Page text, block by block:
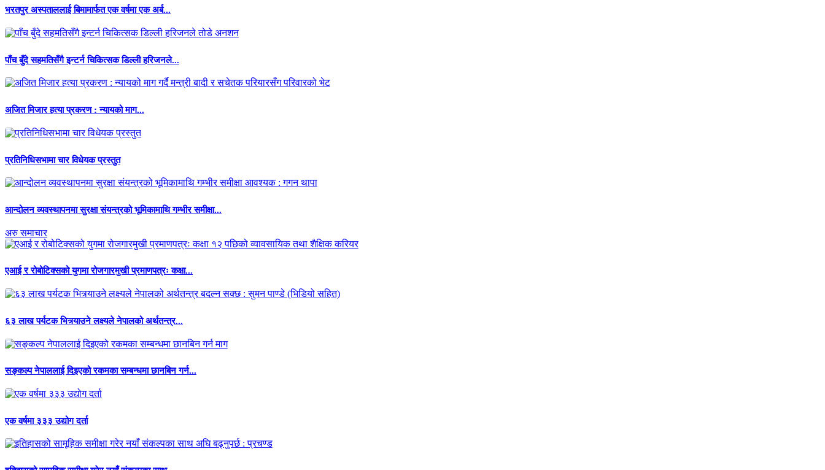
भरतपुर अस्पताललाई बिमामार्फत एक वर्षमा एक अर्ब...
पाँच बुँदे सहमतिसँगै इन्टर्न चिकित्सक डिल्ली हरिजनले...
अजित मिजार हत्या प्रकरण : न्यायको माग...
प्रतिनिधिसभामा चार विधेयक प्रस्तुत
आन्दोलन व्यवस्थापनमा सुरक्षा संयन्त्रको भूमिकामाथि गम्भीर समीक्षा...
अरु समाचार
एआई र रोबोटिक्सको युगमा रोजगारमुखी प्रमाणपत्रः कक्षा...
६३ लाख पर्यटक भित्र्याउने लक्ष्यले नेपालको अर्थतन्त्र...
सङ्कल्प नेपाललाई दिइएको रकमका सम्बन्धमा छानबिन गर्न...
एक वर्षमा ३३३ उद्योग दर्ता